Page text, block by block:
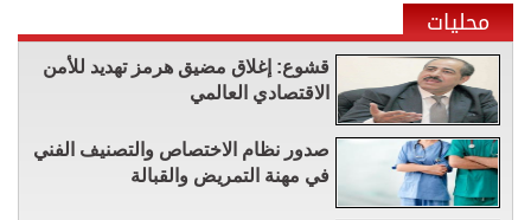
محليات
قشوع: إغلاق مضيق هرمز تهديد للأمن
الاقتصادي العالمي
صدور نظام الاختصاص والتصنيف الفني
في مهنة التمريض والقبالة